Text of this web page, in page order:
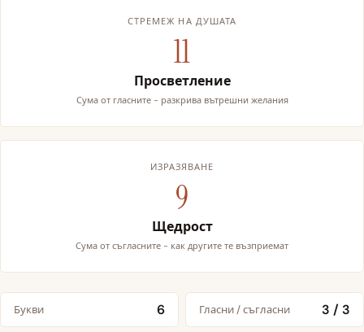
СТРЕМЕЖ НА ДУШАТА
11
Просветление
Сума от гласните - разкрива вътрешни желания
ИЗРАЗЯВАНЕ
9
Щедрост
Сума от съгласните - как другите те възприемат
Букви 6 Гласни / съгласни 3 / 3